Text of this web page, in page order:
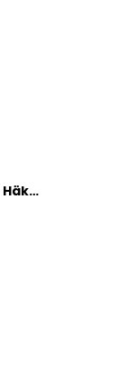
Qiantull 400 g T-Shirt Garn Häkelgarn Textilgarn Strickgarn Bändchengarn Dickes Garn zum Häkeln Bastband für Taschen Heimdekoration Körbe Teppiche DIY-Kunsthandwerk 120m Schwarz